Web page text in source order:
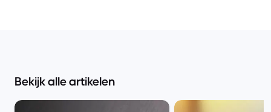
Bekijk alle artikelen